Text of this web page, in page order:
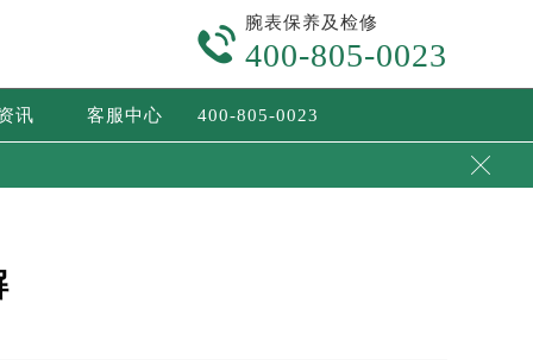

腕表保养及检修
400-805-0023
讯 客服中心 400-805-0023
